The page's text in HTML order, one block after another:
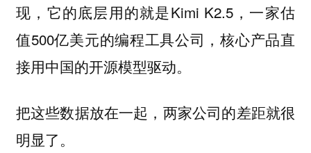
现，它的底层用的就是Kimi K2.5，一家估
值500亿美元的编程工具公司，核心产品直
接用中国的开源模型驱动。
把这些数据放在一起，两家公司的差距就很
明显了。